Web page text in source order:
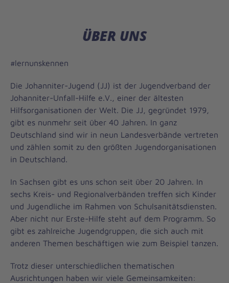
ÜBER UNS
#lernunskennen
Die Johanniter-Jugend (JJ) ist der Jugendverband der
Johanniter-Unfall-Hilfe e.V., einer der ältesten
Hilfsorganisationen der Welt. Die JJ, gegründet 1979,
gibt es nunmehr seit über 40 Jahren. In ganz
Deutschland sind wir in neun Landesverbände vertreten
und zählen somit zu den größten Jugendorganisationen
in Deutschland.
In Sachsen gibt es uns schon seit über 20 Jahren. In
sechs Kreis- und Regionalverbänden treffen sich Kinder
und Jugendliche im Rahmen von Schulsanitätsdiensten.
Aber nicht nur Erste-Hilfe steht auf dem Programm. So
gibt es zahlreiche Jugendgruppen, die sich auch mit
anderen Themen beschäftigen wie zum Beispiel tanzen.
Trotz dieser unterschiedlichen thematischen
Ausrichtungen haben wir viele Gemeinsamkeiten: